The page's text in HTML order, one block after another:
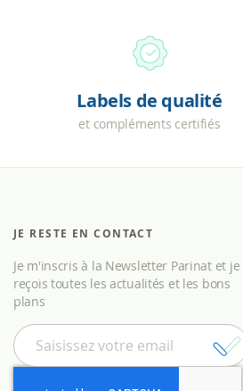
Labels de qualité
et compléments certifiés
JE RESTE EN CONTACT
Je m'inscris à la Newsletter Parinat et je
reçois toutes les actualités et les bons
plans
I
n
s